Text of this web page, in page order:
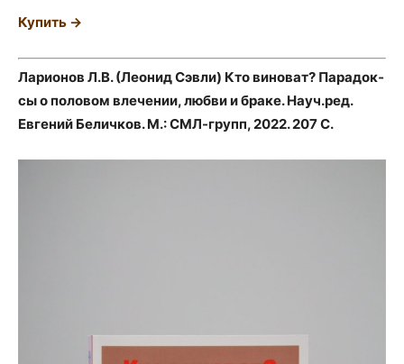
Купить →
Лари­о­нов Л.В. (Лео­нид Сэв­ли) Кто вино­ват? Пара­док­
сы о поло­вом вле­че­нии, люб­ви и бра­ке. Науч.ред.
Евге­ний Белич­ков. М.: СМЛ-групп, 2022. 207 С.